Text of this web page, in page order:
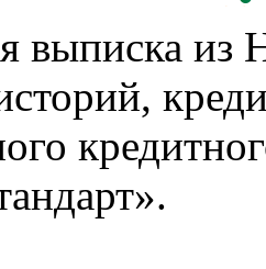
выписка из